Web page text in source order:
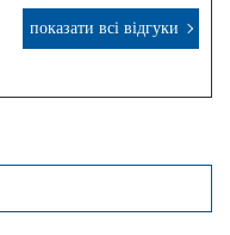
показати всі відгуки